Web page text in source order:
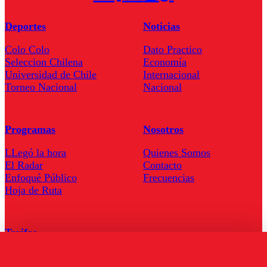
Deportes
Colo Colo
Seleccion Chilena
Universidad de Chile
Torneo Nacional
Noticias
Dato Practico
Economía
Internacional
Nacional
Programas
LLegó la hora
El Radar
Enfoqué Público
Hoja de Ruta
Nosotros
Quienes Somos
Contacto
Frecuencias
Tarifas